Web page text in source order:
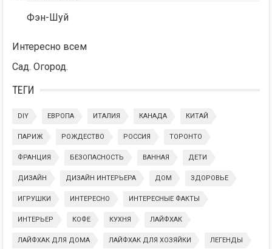
Фэн-Шуй
Интересно всем
Сад. Огород.
ТЕГИ
DIY ЕВРОПА ИТАЛИЯ КАНАДА КИТАЙ
ПАРИЖ РОЖДЕСТВО РОССИЯ ТОРОНТО
ФРАНЦИЯ БЕЗОПАСНОСТЬ ВАННАЯ ДЕТИ
ДИЗАЙН ДИЗАЙН ИНТЕРЬЕРА ДОМ ЗДОРОВЬЕ
ИГРУШКИ ИНТЕРЕСНО ИНТЕРЕСНЫЕ ФАКТЫ
ИНТЕРЬЕР КОФЕ КУХНЯ ЛАЙФХАК
ЛАЙФХАК ДЛЯ ДОМА ЛАЙФХАК ДЛЯ ХОЗЯЙКИ ЛЕГЕНДЫ